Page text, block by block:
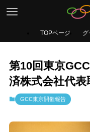
TOPページ グ
第10回東京
済株式会社代
GCC東京開催報告